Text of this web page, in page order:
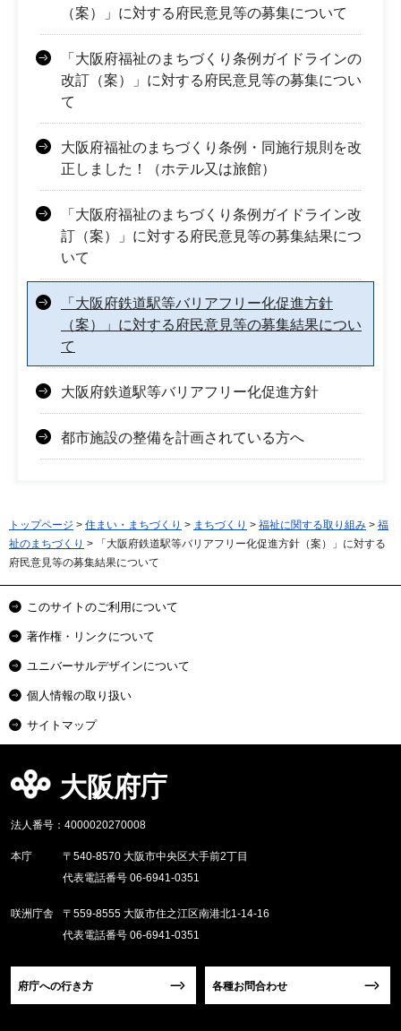
（案）」に対する府民意見等の募集について
「大阪府福祉のまちづくり条例ガイドラインの
改訂（案）」に対する府民意見等の募集につい
て
大阪府福祉のまちづくり条例・同施行規則を改
正しました！（ホテル又は旅館）
「大阪府福祉のまちづくり条例ガイドライン改
訂（案）」に対する府民意見等の募集結果につ
いて
「大阪府鉄道駅等バリアフリー化促進方針
（案）」に対する府民意見等の募集結果につい
て
大阪府鉄道駅等バリアフリー化促進方針
都市施設の整備を計画されている方へ
トップページ > 住まい・まちづくり > まちづくり > 福祉に関する取り組み > 福
祉のまちづくり > 「大阪府鉄道駅等バリアフリー化促進方針（案）」に対する
府民意見等の募集結果について
このサイトのご利用について
著作権・リンクについて
ユニバーサルデザインについて
個人情報の取り扱い
サイトマップ
大阪府庁
法人番号：4000020270008
本庁
〒540-8570 大阪市中央区大手前2丁目
代表電話番号 06-6941-0351
咲洲庁舎
〒559-8555 大阪市住之江区南港北1-14-16
代表電話番号 06-6941-0351
府庁への行き方 各種お問合わせ